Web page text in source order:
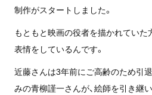
制作がスタートしました。
もともと映画の役者を描かれていた
表情をしているんです。
近藤さんは3年前にご高齢のため引
みの青柳謹一さんが、絵師を引き継